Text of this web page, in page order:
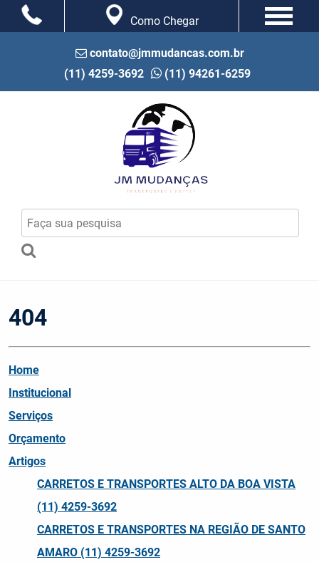
Como Chegar
contato@jmmudancas.com.br
(11) 4259-3692
(11) 94261-6259
404
Home
Institucional
Serviços
Orçamento
Artigos
CARRETOS E TRANSPORTES ALTO DA BOA VISTA
(11) 4259-3692
CARRETOS E TRANSPORTES NA REGIÃO DE SANTO
AMARO (11) 4259-3692